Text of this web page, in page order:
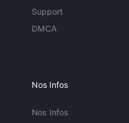
Support
DMCA
Nos Infos
Nos Infos